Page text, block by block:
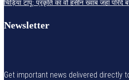
चिड़िया टापू: प्रकृति का वो हसीन ख्वाब जहां
Newsletter
Get important news delivered directly